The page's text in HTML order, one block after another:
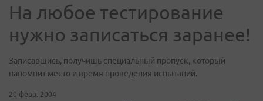
На любое тестирование
нужно записаться заранее!
Записавшись, получишь специальный пропуск, который
напомнит место и время проведения испытаний.
20 февр. 2004